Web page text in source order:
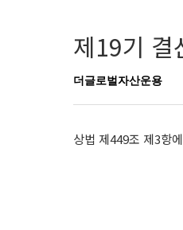
제19기 결
더글로벌자산운용
상법 제449조 제3항